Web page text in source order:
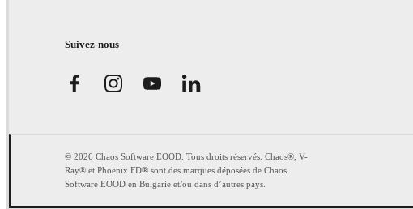
Suivez-nous
© 2026 Chaos Software EOOD. Tous droits réservés. Chaos®, V-
Ray® et Phoenix FD® sont des marques déposées de Chaos
Software EOOD en Bulgarie et/ou dans d’autres pays.